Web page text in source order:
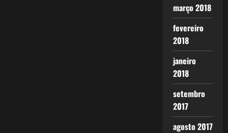
março 2018
fevereiro
2018
janeiro
2018
setembro
2017
agosto 2017